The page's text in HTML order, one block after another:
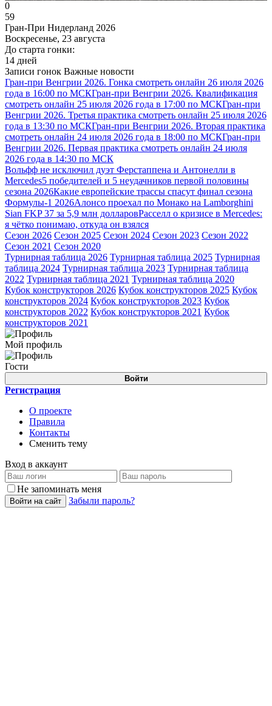
0
59
Гран-При Нидерланд 2026
Воскресенье, 23 августа
До старта гонки:
14 дней
Записи гонок Важные новости
Гран-при Венгрии 2026. Гонка смотреть онлайн 26 июля 2026
года в 16:00 по МСКГран-при Венгрии 2026. Квалификация
смотреть онлайн 25 июля 2026 года в 17:00 по МСКГран-при
Венгрии 2026. Третья практика смотреть онлайн 25 июля 2026
года в 13:30 по МСКГран-при Венгрии 2026. Вторая практика
смотреть онлайн 24 июля 2026 года в 18:00 по МСКГран-при
Венгрии 2026. Первая практика смотреть онлайн 24 июля
2026 года в 14:30 по МСК
Вольфф не исключил дуэт Ферстаппена и Антонелли в
Mercedes5 победителей и 5 неудачников первой половины
сезона 2026Какие европейские трассы спасут финал сезона
Формулы-1 2026Алонсо проехал по Монако на Lamborghini
Sian FKP 37 за 5,9 млн долларовРасселл о кризисе в Mercedes:
я чётко понимаю, откуда он взялся
Сезон 2026 Сезон 2025 Сезон 2024 Сезон 2023 Сезон 2022
Сезон 2021 Сезон 2020
Турнирная таблица 2026 Турнирная таблица 2025 Турнирная
таблица 2024 Турнирная таблица 2023 Турнирная таблица
2022 Турнирная таблица 2021 Турнирная таблица 2020
Кубок конструкторов 2026 Кубок конструкторов 2025 Кубок
конструкторов 2024 Кубок конструкторов 2023 Кубок
конструкторов 2022 Кубок конструкторов 2021 Кубок
конструкторов 2021
Мой профиль
Гости
Войти
Регистрация
О проекте
Правила
Контакты
Сменить тему
Вход в аккаунт
Не запоминать меня
Войти на сайт Забыли пароль?